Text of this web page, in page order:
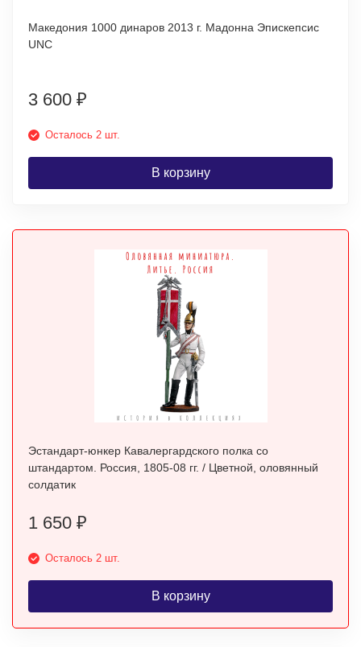
Македония 1000 динаров 2013 г. Мадонна Эпискепсис
UNC
3 600 ₽
Осталось 2 шт.
В корзину
Эстандарт-юнкер Кавалергардского полка со
штандартом. Россия, 1805-08 гг. / Цветной, оловянный
солдатик
1 650 ₽
Осталось 2 шт.
В корзину